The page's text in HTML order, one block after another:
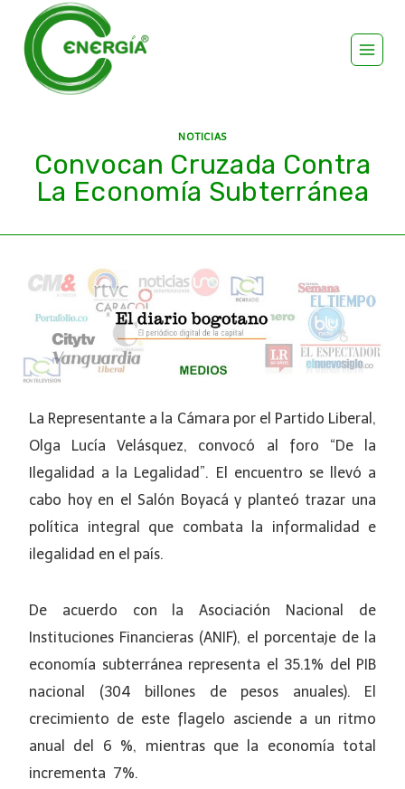
NOTICIAS
Convocan Cruzada Contra
La Economía Subterránea
La Representante a la Cámara por el Partido Liberal,
Olga Lucía Velásquez, convocó al foro “De la
Ilegalidad a la Legalidad”. El encuentro se llevó a
cabo hoy en el Salón Boyacá y planteó trazar una
política integral que combata la informalidad e
ilegalidad en el país.
De acuerdo con la Asociación Nacional de
Instituciones Financieras (ANIF), el porcentaje de la
economía subterránea representa el 35.1% del PIB
nacional (304 billones de pesos anuales). El
crecimiento de este flagelo asciende a un ritmo
anual del 6 %, mientras que la economía total
incrementa 7%.